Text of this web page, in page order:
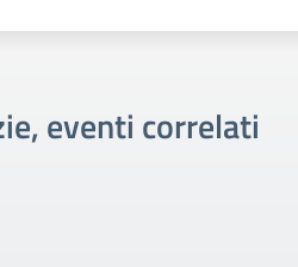
eventi correlati